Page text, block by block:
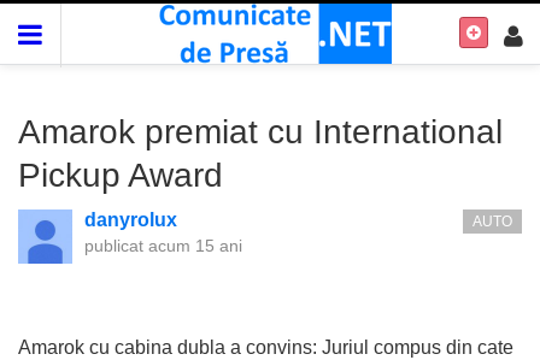
Amarok premiat cu International
Pickup Award
danyrolux
publicat acum 15 ani
AUTO
Amarok cu cabina dubla a convins: Juriul compus din cate